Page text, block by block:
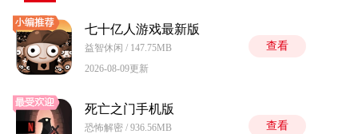
七十亿人游戏最新版
益智休闲 / 147.75MB
2026-08-09更新
查看
死亡之门手机版
恐怖解密 / 936.56MB
查看